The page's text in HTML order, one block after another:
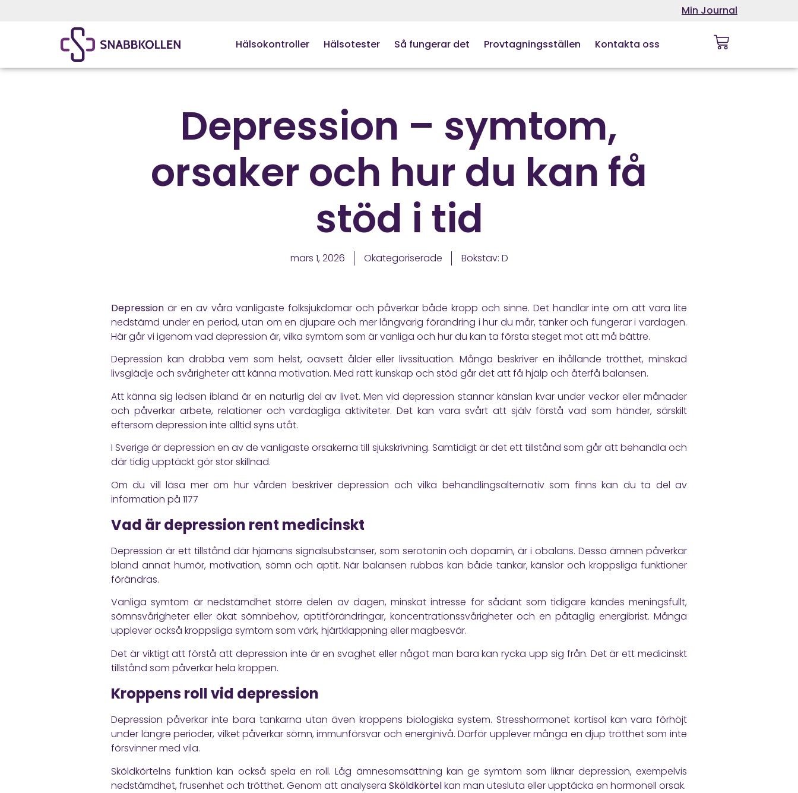
Min Journal
Hälsokontroller Hälsotester Så fungerar det Provtagningsställen Kontakta oss
Depression – symtom,
orsaker och hur du kan få
stöd i tid
mars 1, 2026 Okategoriserade Bokstav: D
Depression är en av våra vanligaste folksjukdomar och påverkar både kropp och sinne. Det handlar inte om att vara lite
nedstämd under en period, utan om en djupare och mer långvarig förändring i hur du mår, tänker och fungerar i vardagen.
Här går vi igenom vad depression är, vilka symtom som är vanliga och hur du kan ta första steget mot att må bättre.
Depression kan drabba vem som helst, oavsett ålder eller livssituation. Många beskriver en ihållande trötthet, minskad
livsglädje och svårigheter att känna motivation. Med rätt kunskap och stöd går det att få hjälp och återfå balansen.
Att känna sig ledsen ibland är en naturlig del av livet. Men vid depression stannar känslan kvar under veckor eller månader
och påverkar arbete, relationer och vardagliga aktiviteter. Det kan vara svårt att själv förstå vad som händer, särskilt
eftersom depression inte alltid syns utåt.
I Sverige är depression en av de vanligaste orsakerna till sjukskrivning. Samtidigt är det ett tillstånd som går att behandla och
där tidig upptäckt gör stor skillnad.
Om du vill läsa mer om hur vården beskriver depression och vilka behandlingsalternativ som finns kan du ta del av
information på 1177
Vad är depression rent medicinskt
Depression är ett tillstånd där hjärnans signalsubstanser, som serotonin och dopamin, är i obalans. Dessa ämnen påverkar
bland annat humör, motivation, sömn och aptit. När balansen rubbas kan både tankar, känslor och kroppsliga funktioner
förändras.
Vanliga symtom är nedstämdhet större delen av dagen, minskat intresse för sådant som tidigare kändes meningsfullt,
sömnsvårigheter eller ökat sömnbehov, aptitförändringar, koncentrationssvårigheter och en påtaglig energibrist. Många
upplever också kroppsliga symtom som värk, hjärtklappning eller magbesvär.
Det är viktigt att förstå att depression inte är en svaghet eller något man bara kan rycka upp sig från. Det är ett medicinskt
tillstånd som påverkar hela kroppen.
Kroppens roll vid depression
Depression påverkar inte bara tankarna utan även kroppens biologiska system. Stresshormonet kortisol kan vara förhöjt
under längre perioder, vilket påverkar sömn, immunförsvar och energinivå. Därför upplever många en djup trötthet som inte
försvinner med vila.
Sköldkörtelns funktion kan också spela en roll. Låg ämnesomsättning kan ge symtom som liknar depression, exempelvis
nedstämdhet, frusenhet och trötthet. Genom att analysera Sköldkörtelkan man utesluta eller upptäcka en hormonell orsak.